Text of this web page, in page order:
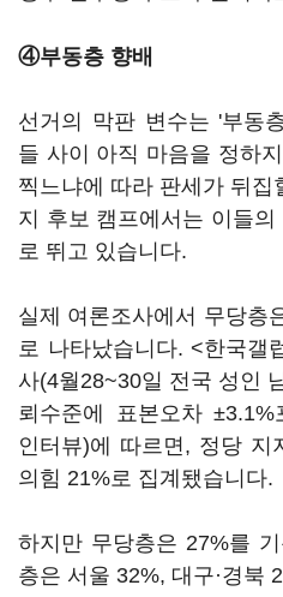
④부동층 향배
선거의 막판 변수는 '부동
들 사이 아직 마음을 정하
찍느냐에 따라 판세가 뒤집
지 후보 캠프에서는 이들
로 뛰고 있습니다.
실제 여론조사에서 무당층
로 나타났습니다. <한국갤
사(4월28~30일 전국 성인
뢰수준에 표본오차
인터뷰)에 따르면, 정당 지
의힘 21%로 집계됐습니다.
하지만 무당층은 27%를
층은 서울 32%, 대구·경북